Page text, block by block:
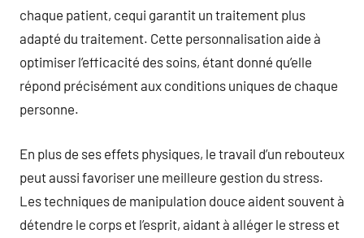
chaque patient, cequi garantit un traitement plus
adapté du traitement. Cette personnalisation aide à
optimiser l’efficacité des soins, étant donné qu’elle
répond précisément aux conditions uniques de chaque
personne.
En plus de ses effets physiques, le travail d’un rebouteux
peut aussi favoriser une meilleure gestion du stress.
Les techniques de manipulation douce aident souvent à
détendre le corps et l’esprit, aidant à alléger le stress et